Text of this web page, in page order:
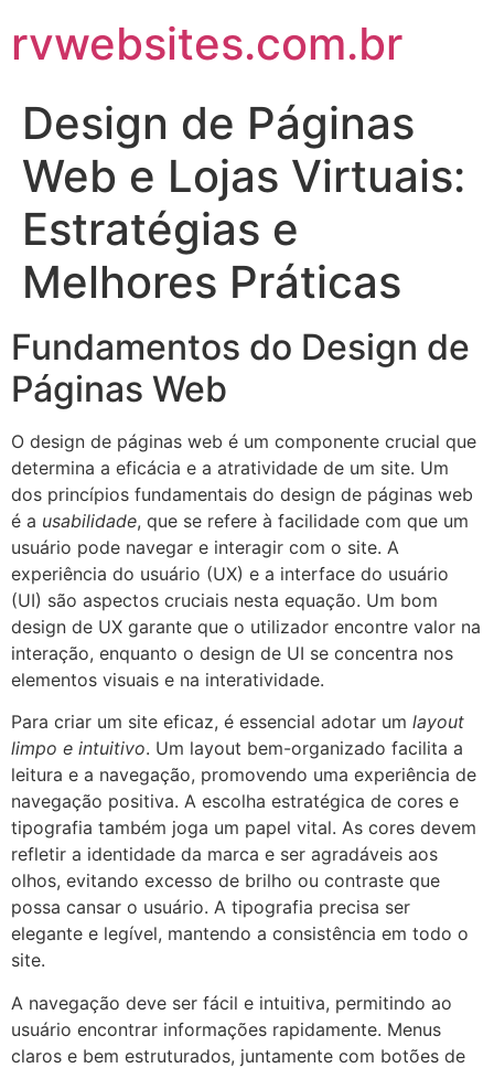
rvwebsites.com.br
Design de Páginas
Web e Lojas Virtuais:
Estratégias e
Melhores Práticas
Fundamentos do Design de
Páginas Web
O design de páginas web é um componente crucial que
determina a eficácia e a atratividade de um site. Um
dos princípios fundamentais do design de páginas web
é a usabilidade, que se refere à facilidade com que um
usuário pode navegar e interagir com o site. A
experiência do usuário (UX) e a interface do usuário
(UI) são aspectos cruciais nesta equação. Um bom
design de UX garante que o utilizador encontre valor na
interação, enquanto o design de UI se concentra nos
elementos visuais e na interatividade.
Para criar um site eficaz, é essencial adotar um layout
limpo e intuitivo. Um layout bem-organizado facilita a
leitura e a navegação, promovendo uma experiência de
navegação positiva. A escolha estratégica de cores e
tipografia também joga um papel vital. As cores devem
refletir a identidade da marca e ser agradáveis aos
olhos, evitando excesso de brilho ou contraste que
possa cansar o usuário. A tipografia precisa ser
elegante e legível, mantendo a consistência em todo o
site.
A navegação deve ser fácil e intuitiva, permitindo ao
usuário encontrar informações rapidamente. Menus
claros e bem estruturados, juntamente com botões de